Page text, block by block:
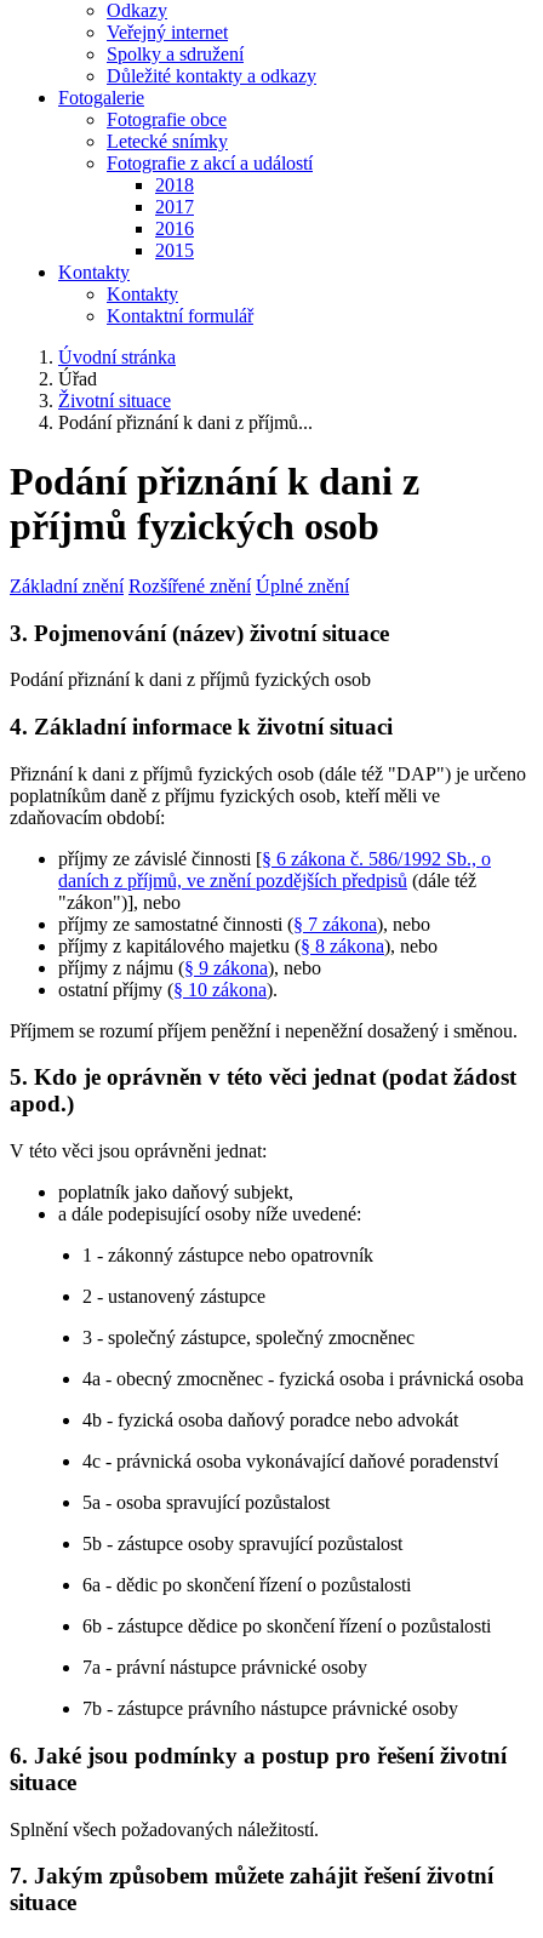
Odkazy
Veřejný internet
Spolky a sdružení
Důležité kontakty a odkazy
Fotogalerie
Fotografie obce
Letecké snímky
Fotografie z akcí a událostí
2018
2017
2016
2015
Kontakty
Kontakty
Kontaktní formulář
Úvodní stránka
Úřad
Životní situace
Podání přiznání k dani z příjmů...
Podání přiznání k dani z
příjmů fyzických osob
Základní znění Rozšířené znění Úplné znění
3. Pojmenování (název) životní situace
Podání přiznání k dani z příjmů fyzických osob
4. Základní informace k životní situaci
Přiznání k dani z příjmů fyzických osob (dále též "DAP") je určeno
poplatníkům daně z příjmu fyzických osob, kteří měli ve
zdaňovacím období:
příjmy ze závislé činnosti [§ 6 zákona č. 586/1992 Sb., o
daních z příjmů, ve znění pozdějších předpisů (dále též
"zákon")], nebo
příjmy ze samostatné činnosti (§ 7 zákona), nebo
příjmy z kapitálového majetku (§ 8 zákona), nebo
příjmy z nájmu (§ 9 zákona), nebo
ostatní příjmy (§ 10 zákona).
Příjmem se rozumí příjem peněžní i nepeněžní dosažený i směnou.
5. Kdo je oprávněn v této věci jednat (podat žádost
apod.)
V této věci jsou oprávněni jednat:
poplatník jako daňový subjekt,
a dále podepisující osoby níže uvedené:
1 - zákonný zástupce nebo opatrovník
2 - ustanovený zástupce
3 - společný zástupce, společný zmocněnec
4a - obecný zmocněnec - fyzická osoba i právnická osoba
4b - fyzická osoba daňový poradce nebo advokát
4c - právnická osoba vykonávající daňové poradenství
5a - osoba spravující pozůstalost
5b - zástupce osoby spravující pozůstalost
6a - dědic po skončení řízení o pozůstalosti
6b - zástupce dědice po skončení řízení o pozůstalosti
7a - právní nástupce právnické osoby
7b - zástupce právního nástupce právnické osoby
6. Jaké jsou podmínky a postup pro řešení životní
situace
Splnění všech požadovaných náležitostí.
7. Jakým způsobem můžete zahájit řešení životní
situace